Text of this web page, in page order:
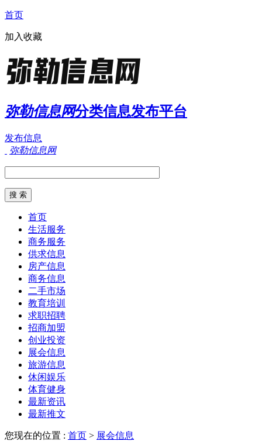
首页
加入收藏
弥勒信息网分类信息发布平台
发布信息
弥勒信息网
首页
生活服务
商务服务
供求信息
房产信息
商务信息
二手市场
教育培训
求职招聘
招商加盟
创业投资
展会信息
旅游信息
休闲娱乐
体育健身
最新资讯
最新推文
您现在的位置 : 首页 > 展会信息